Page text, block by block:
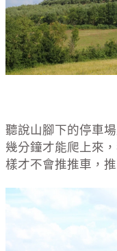
聽說山腳下的停車
幾分鐘才能爬上來
樣才不會推推車，推